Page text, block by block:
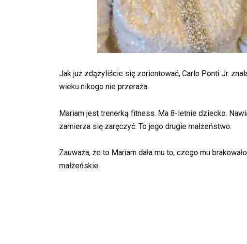
Jak już zdążyliście się zorientować, Carlo Ponti Jr.
wieku nikogo nie przeraża.
Mariam jest trenerką fitness. Ma 8-letnie dziecko.
zamierza się zaręczyć. To jego drugie małżeństwo.
Zauważa, że to Mariam dała mu to, czego mu
małżeńskie.